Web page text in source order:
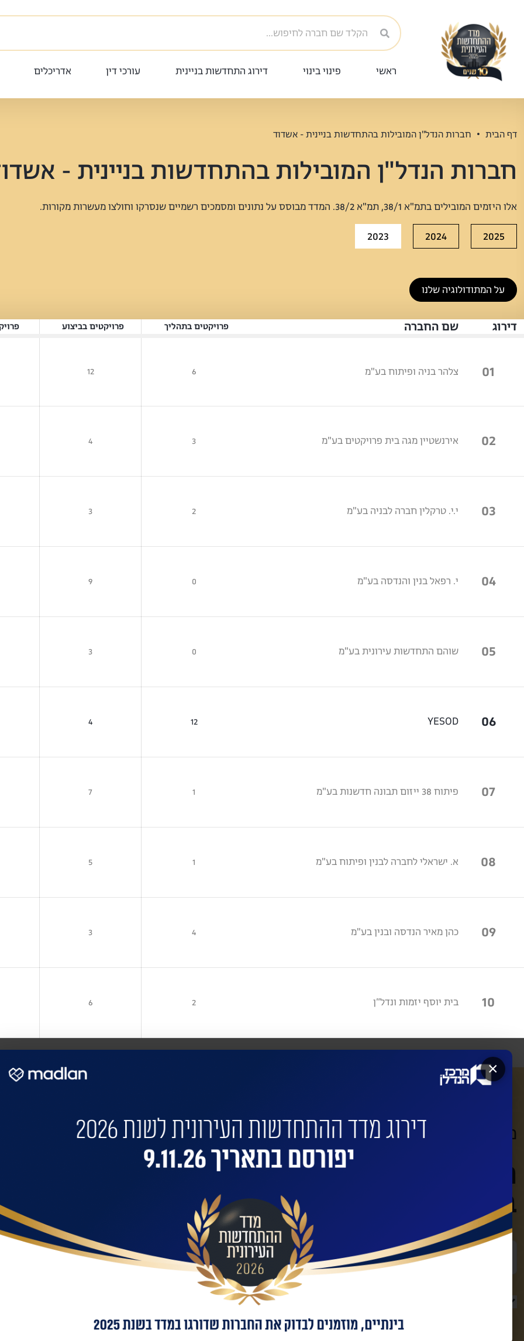
ראשי פינוי בינוי דירוג התחדשות בניינית עורכי דין אדריכלים
דף הבית חברות הנדל"ן המובילות בהתחדשות בניינית - אשדוד
חברות הנדל"ן המובילות בהתחדשות בניינית -
אלו היזמים המובילים בתמ"א 38/1, תמ"א 38/2. המדד מבוסס על נתונים ומסמכים רשמיים שנסרקו וחולצו מעשרות מקורות.
2025
2024
2023
על המתודולוגיה שלנו
דירוג שם החברה פרויקטים בתהליך פרויקטים בביצוע
01 צלהר בניה ופיתוח בע"מ 6
12
02 אירנשטיין מגה בית פרויקטים בע"מ 3
4
03 י.י. טרקלין חברה לבניה בע"מ 2
3
04 י. רפאל בנין והנדסה בע"מ 0
9
05 שוהם התחדשות עירונית בע"מ 0
3
06
YESOD
12
4
07 פיתוח 38 ייזום תבונה חדשנות בע"מ 1
7
08 א. ישראלי לחברה לבנין ופיתוח בע"מ 1
5
09 כהן מאיר הנדסה ובנין בע"מ 4
3
10 בית יוסף יזמות ונדל״ן 2
6
מעוניינים שהחברות המובילות ישדרגו את הבניין שלכם?
השאירו פרטים לביצוע התחדשות בניינית
בינוי עם החברות המובילות:
טלפון אימייל
×